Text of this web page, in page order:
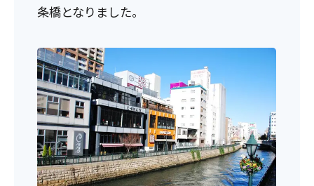
条橋となりました。